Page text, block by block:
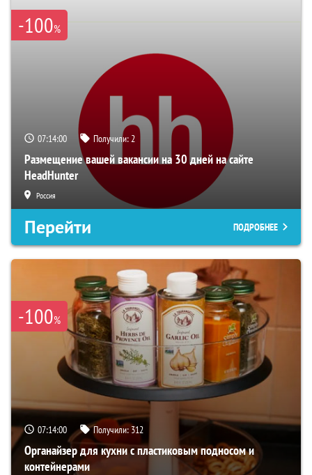
-100%
07:13:59 Получили:2
Размещение вашей вакансии на 30 дней на сайте
HeadHunter
Россия
Перейти ПОДРОБНЕЕ
-100%
07:13:59 Получили: 312
Органайзер для кухни с пластиковым подносом и
контейнерами